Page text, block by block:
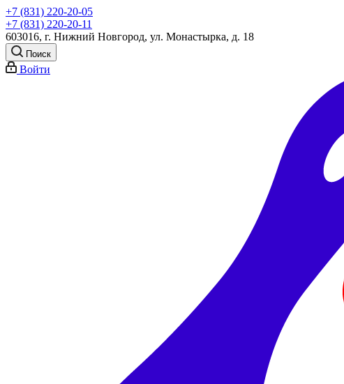
+7 (831) 220-20-05
+7 (831) 220-20-11
603016, г. Нижний Новгород, ул. Монастырка, д. 18
Поиск
Войти